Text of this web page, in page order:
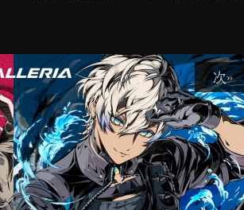
次»